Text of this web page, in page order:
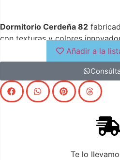
Dormitorio Cerdeña 82
con texturas y colores
ambiente único lleno de vida.
Añadir a la
Te lo